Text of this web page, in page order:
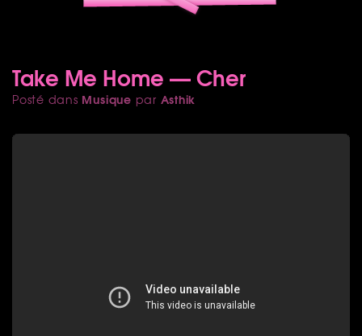
Take Me Home — Cher
Posté dans Musique par Asthik